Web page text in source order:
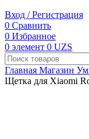
Вход / Регистрация
0 Сравнить
0 Избранное
0 элемент 0 UZS
Главная Магазин
Щетка для Xiaomi